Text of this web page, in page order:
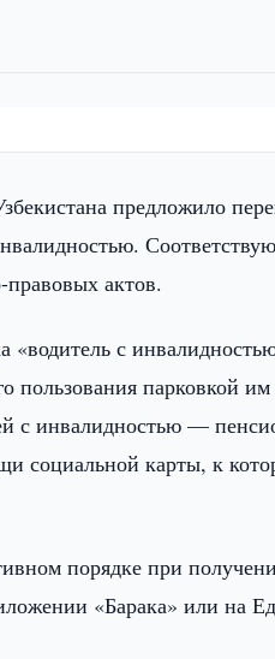
предложило
актов.
«водитель с
парковкой им
с инвалидностью —
социальной карты, к
порядке при
«Барака» или на